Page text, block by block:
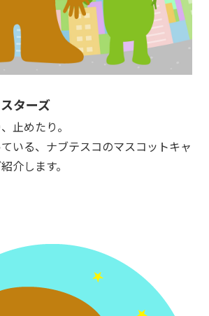
ターズ
止めたり。​
いる、ナブテスコのマスコットキャ
介します。